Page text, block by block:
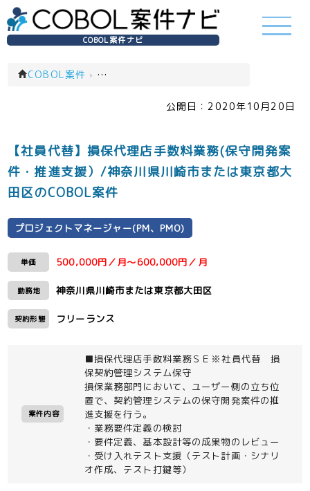
COBOL案件ナビ
COBOL案件 › プロジェクトマネージャー(PM、PMO)(一覧)
公開日： 2020年10月20日
【社員代替】損保代理店手数料業務(保守開発案
件・推進支援）/神奈川県川崎市または東京都大
田区のCOBOL案件
プロジェクトマネージャー(PM、PMO)
単価 500,000円／月～600,000円／月
勤務地 神奈川県川崎市または東京都大田区
契約形態 フリーランス
案件内容
■損保代理店手数料業務ＳＥ※社員代替 損
保契約管理システム保守
損保業務部門において、ユーザー側の立ち位
置で、契約管理システムの保守開発案件の推
進支援を行う。
・業務要件定義の検討
・要件定義、基本設計等の成果物のレビュー
・受け入れテスト支援（テスト計画・シナリ
オ作成、テスト打鍵等）